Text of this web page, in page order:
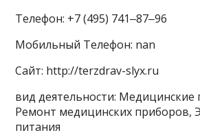
Телефон: +7 (495) 741‒87‒96
Мобильный Телефон: nan
Сайт: http://terzdrav-slyx.ru
вид деятельности: Медицинские
Ремонт медицинских приборов,
питания